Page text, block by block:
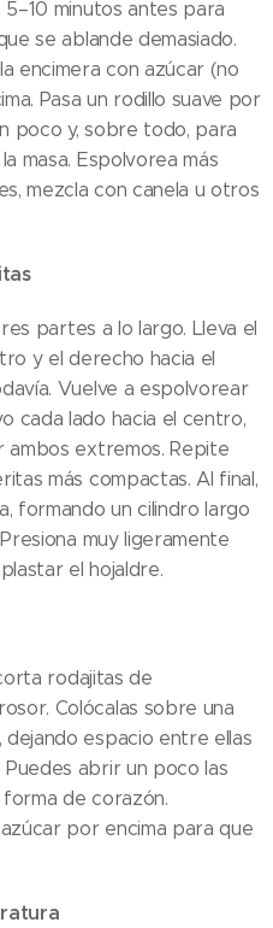
minutos antes para
se ablande demasiado.
encimera con azúcar (no
Pasa un rodillo suave por
poco y, sobre todo, para
masa. Espolvorea más
mezcla con canela u otros
partes a lo largo. Lleva el
y el derecho hacia el
Vuelve a espolvorear
cada lado hacia el centro,
extremos. Repite
más compactas. Al final,
formando un cilindro largo
muy ligeramente
el hojaldre.
rodajitas de
Colócalas sobre una
espacio entre ellas
abrir un poco las
de corazón.
por encima para que